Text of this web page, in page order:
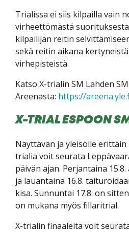
Trialissa ei siis kilpailla vain
virheettömästä
kilpailijan reitin
sekä reitin aikana
virhepisteistä.
Katso X-trialin SM Lahden
Areenasta: https://
X-TRIAL ESPOON
Näyttävän ja yleisölle
trialia voit seurata
päivän ajan. Perjantaina
ja lauantaina 16.8.
kisa. Sunnuntai 17.8. on
on mukana myös fillaritrial.
X-trialin finaaleita voit